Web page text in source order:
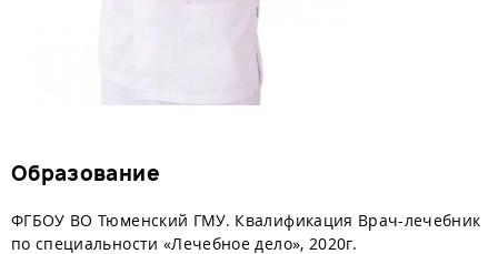
Образование
ФГБОУ ВО Тюменский ГМУ. Квалификация Врач-лечебник
по специальности «Лечебное дело», 2020г.